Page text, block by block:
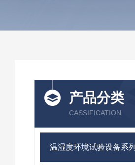
产品分类
CASSIFICATION
温湿度环境试验设备系列